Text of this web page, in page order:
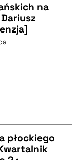
na
płockiego